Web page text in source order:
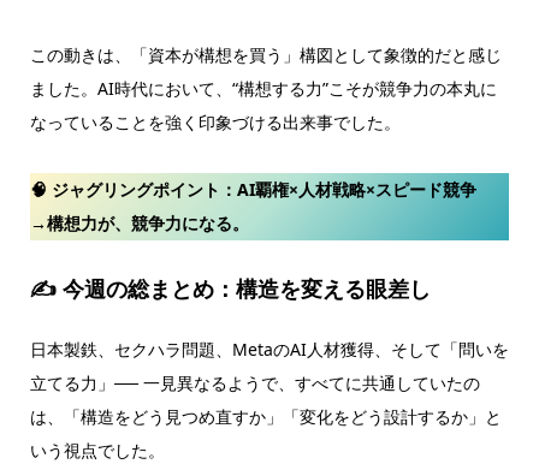
この動きは、「資本が構想を買う」構図として象徴的だと感じ
ました。AI時代において、“構想する力”こそが競争力の本丸に
なっていることを強く印象づける出来事でした。
🧠 ジャグリングポイント： AI覇権×人材戦略×スピード競争
→構想力が、競争力になる。
✍ 今週の総まとめ：構造を変える眼差し
日本製鉄、セクハラ問題、MetaのAI人材獲得、そして「問いを
立てる力」── 一見異なるようで、すべてに共通していたの
は、「構造をどう見つめ直すか」「変化をどう設計するか」と
いう視点でした。